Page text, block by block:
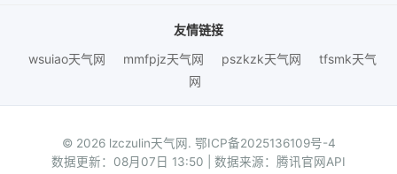
友情链接
wsuiao天气网
mmfpjz天气网 pszkzk天气网
tfsmk天气
网
© 2026 lzczulin天气网. 鄂ICP备2025136109号-4
数据更新：08月07日 13:50 | 数据来源：腾讯官网API